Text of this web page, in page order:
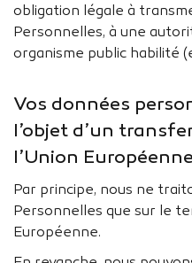
obligation légale à
Personnelles, à une
organisme public habilité
Vos données
l’objet d’un
l’Union
Par principe, nous ne
Personnelles que sur le
Européenne.